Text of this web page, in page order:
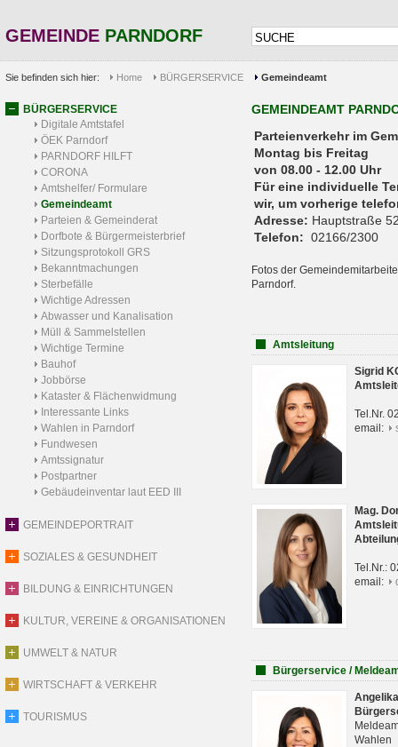
GEMEINDE PARNDORF
Sie befinden sich hier: Home BÜRGERSERVICE Gemeindeamt
BÜRGERSERVICE
Digitale Amtstafel
ÖEK Parndorf
PARNDORF HILFT
CORONA
Amtshelfer/ Formulare
Gemeindeamt
Parteien & Gemeinderat
Dorfbote & Bürgermeisterbrief
Sitzungsprotokoll GRS
Bekanntmachungen
Sterbefälle
Wichtige Adressen
Abwasser und Kanalisation
Müll & Sammelstellen
Wichtige Termine
Bauhof
Jobbörse
Kataster & Flächenwidmung
Interessante Links
Wahlen in Parndorf
Fundwesen
Amtssignatur
Postpartner
Gebäudeinventar laut EED III
GEMEINDEPORTRAIT
SOZIALES & GESUNDHEIT
BILDUNG & EINRICHTUNGEN
KULTUR, VEREINE & ORGANISATIONEN
UMWELT & NATUR
WIRTSCHAFT & VERKEHR
TOURISMUS
GEMEINDEAMT
Parteienverkehr
Montag bis Freitag
von 08.00 - 12.00 Uhr
Für eine individuelle
wir, um vorherige
Adresse: Hauptstraße
Telefon: 02166/2300
Fotos der
Parndorf.
Amtsleitung
Sigrid
Tel.Nr.
email:
Mag.
Tel.Nr.:
email:
Bürgerservice /
Wahlen